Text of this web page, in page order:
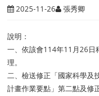
2025-11-26 張秀卿
說明：
一、依該會114年11月26
理。
二、檢送修正「國家科學及
計畫作業要點」第二點及修